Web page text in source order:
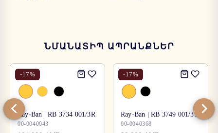
ՆՄԱՆԱՏԻՊ ԱՊՐԱՆՔՆԵՐ
-17%
Ray-Ban | RB 3734 001/3R
00-0040043
-17%
Ray-Ban | RB 3749 001/31
00-0040368